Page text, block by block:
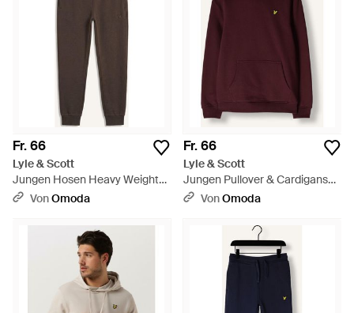
Fr. 66
Lyle & Scott
Jungen Hosen Heavy Weight
Sweatpant - Schwarz
VonOmoda
Fr. 66
Lyle & Scott
Jungen Pullover & Cardigans
Brush Back Pullover Hoodie -
VonOmoda